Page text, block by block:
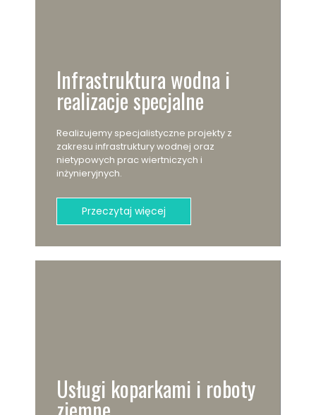
Infrastruktura wodna i
realizacje specjalne
Realizujemy specjalistyczne projekty z
zakresu infrastruktury wodnej oraz
nietypowych prac wiertniczych i
inżynieryjnych.
Przeczytaj więcej
Usługi koparkami i roboty